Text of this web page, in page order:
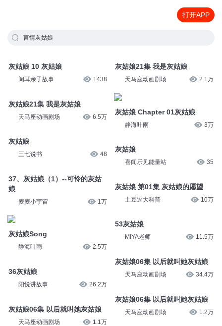
打开APP
言情灰姑娘
灰姑娘 10 灰姑娘
阅耳亲子故事 1438
灰姑娘21集 我是灰姑娘
天马座动画剧场 6.5万
灰姑娘
三七说书 48
37、灰姑娘（1）--可怜的灰姑
娘
麦麦小宇宙 1万
灰姑娘Song
静海叶雨 2.5万
36灰姑娘
阳悦讲故事 26.2万
灰姑娘06集 以后就叫她灰姑娘
天马座动画剧场 1.1万
灰姑娘21集 我是灰姑娘
天马座动画剧场 2.1万
灰姑娘 Chapter 01灰姑娘
静海叶雨 3万
灰姑娘
喜闻乐见能量站 35
灰姑娘 第01集 灰姑娘的愿望
土豆逗大科普 10万
53灰姑娘
MIYA老师 11.5万
灰姑娘06集 以后就叫她灰姑娘
天马座动画剧场 34.4万
灰姑娘06集 以后就叫她灰姑娘
天马座动画剧场 1.2万